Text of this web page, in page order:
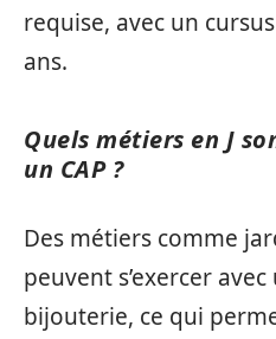
requise, avec un
ans.
Quels métiers en J
un CAP ?
Des métiers comme
peuvent s’exercer
bijouterie, ce qui